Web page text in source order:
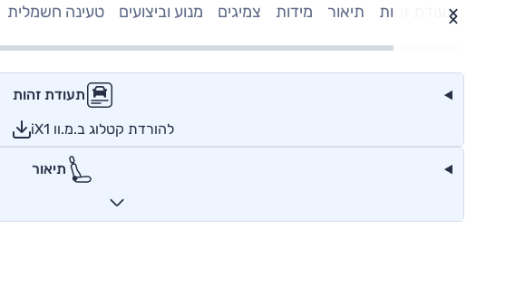
תעודת זהות תיאור מידות צמיגים מנוע וביצועים טעינה חשמלית
תעודת זהות
להורדת קטלוג ב.מ.וו iX1
תיאור